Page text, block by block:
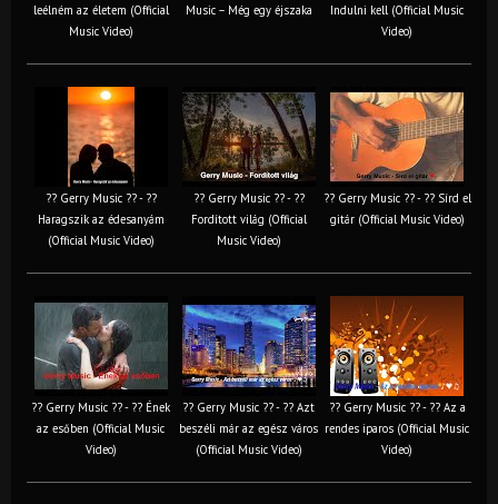
leélném az életem (Official
Music Video)
Music – Még egy éjszaka
Indulni kell (Official Music
Video)
?? Gerry Music ?? - ??
Haragszik az édesanyám
(Official Music Video)
?? Gerry Music ?? - ??
Fordított világ (Official
Music Video)
?? Gerry Music ?? - ?? Sírd el
gitár (Official Music Video)
?? Gerry Music ?? - ?? Ének
az esőben (Official Music
Video)
?? Gerry Music ?? - ?? Azt
beszéli már az egész város
(Official Music Video)
?? Gerry Music ?? - ?? Az a
rendes iparos (Official Music
Video)